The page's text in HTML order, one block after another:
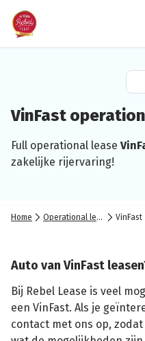
VinFast
Full operational lease
zakelijke rijervaring!
Home Operational lease VinFast
Auto van VinFast
Bij Rebel Lease is veel
een VinFast. Als je
contact met ons op,